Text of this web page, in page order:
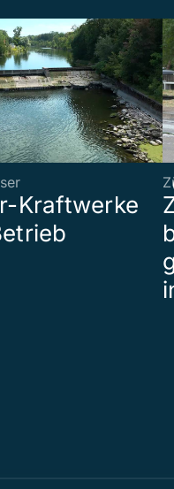
Kraftwerke